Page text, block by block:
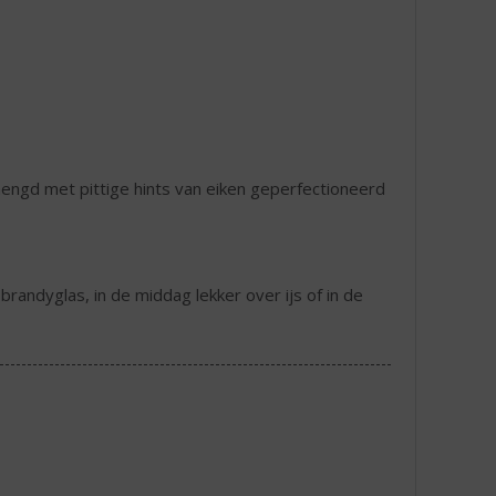
met pittige hints van eiken geperfectioneerd
in de middag lekker over ijs of in de